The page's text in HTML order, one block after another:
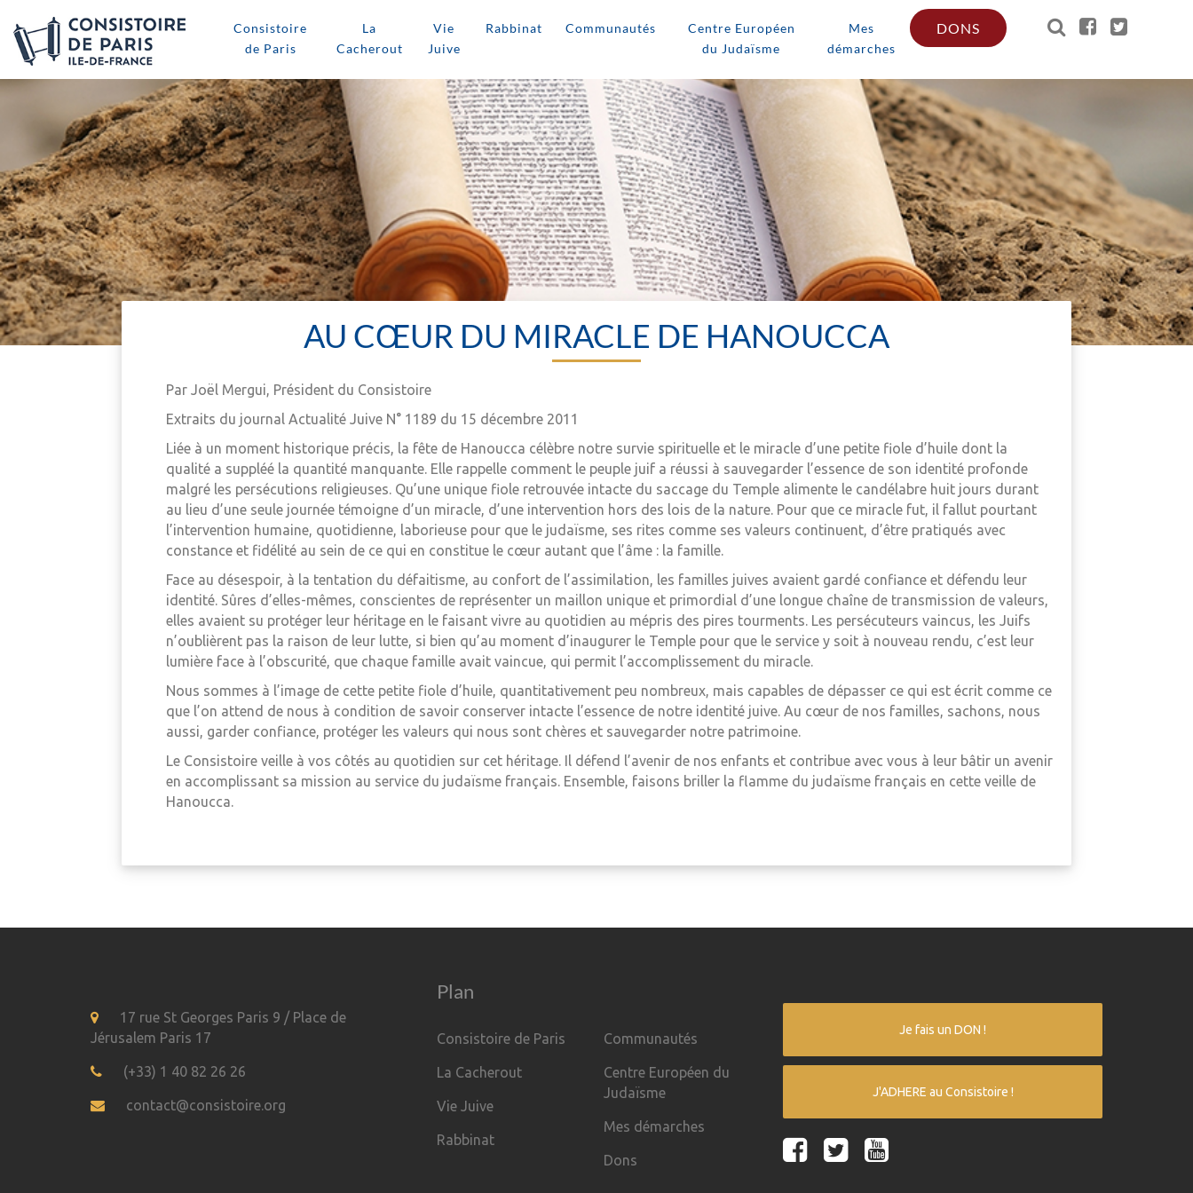
Consistoire
de Paris
La
Cacherout
Vie
Juive
Rabbinat Communautés
Centre Européen
du Judaïsme
Mes
démarches
DONS
AU CŒUR DU MIRACLE DE HANOUCCA
Par Joël Mergui, Président du Consistoire
Extraits du journal Actualité Juive N° 1189 du 15 décembre 2011
Liée à un moment historique précis, la fête de Hanoucca célèbre notre survie spirituelle et le miracle d’une petite fiole d’huile dont la
qualité a suppléé la quantité manquante. Elle rappelle comment le peuple juif a réussi à sauvegarder l’essence de son identité profonde
malgré les persécutions religieuses. Qu’une unique fiole retrouvée intacte du saccage du Temple alimente le candélabre huit jours durant
au lieu d’une seule journée témoigne d’un miracle, d’une intervention hors des lois de la nature. Pour que ce miracle fut, il fallut pourtant
l’intervention humaine, quotidienne, laborieuse pour que le judaïsme, ses rites comme ses valeurs continuent, d’être pratiqués avec
constance et fidélité au sein de ce qui en constitue le cœur autant que l’âme : la famille.
Face au désespoir, à la tentation du défaitisme, au confort de l’assimilation, les familles juives avaient gardé confiance et défendu leur
identité. Sûres d’elles-mêmes, conscientes de représenter un maillon unique et primordial d’une longue chaîne de transmission de valeurs,
elles avaient su protéger leur héritage en le faisant vivre au quotidien au mépris des pires tourments. Les persécuteurs vaincus, les Juifs
n’oublièrent pas la raison de leur lutte, si bien qu’au moment d’inaugurer le Temple pour que le service y soit à nouveau rendu, c’est leur
lumière face à l’obscurité, que chaque famille avait vaincue, qui permit l’accomplissement du miracle.
Nous sommes à l’image de cette petite fiole d’huile, quantitativement peu nombreux, mais capables de dépasser ce qui est écrit comme ce
que l’on attend de nous à condition de savoir conserver intacte l’essence de notre identité juive. Au cœur de nos familles, sachons, nous
aussi, garder confiance, protéger les valeurs qui nous sont chères et sauvegarder notre patrimoine.
Le Consistoire veille à vos côtés au quotidien sur cet héritage. Il défend l’avenir de nos enfants et contribue avec vous à leur bâtir un avenir
en accomplissant sa mission au service du judaïsme français. Ensemble, faisons briller la flamme du judaïsme français en cette veille de
Hanoucca.
17 rue St Georges Paris 9 / Place de
Jérusalem Paris 17
(+33) 1 40 82 26 26
contact@consistoire.org
Plan
Consistoire de Paris
La Cacherout
Vie Juive
Rabbinat
Communautés
Centre Européen du
Judaïsme
Mes démarches
Dons
Je fais un DON !
J'ADHERE au Consistoire !